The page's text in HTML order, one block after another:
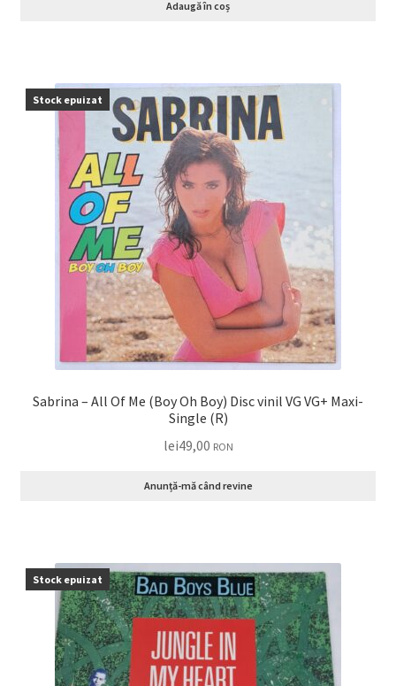
Adaugă în coș
Stock epuizat
Sabrina – All Of Me (Boy Oh Boy) Disc vinil VG VG+ Maxi-
Single (R)
lei49,00 RON
Anunță-mă când revine
Stock epuizat